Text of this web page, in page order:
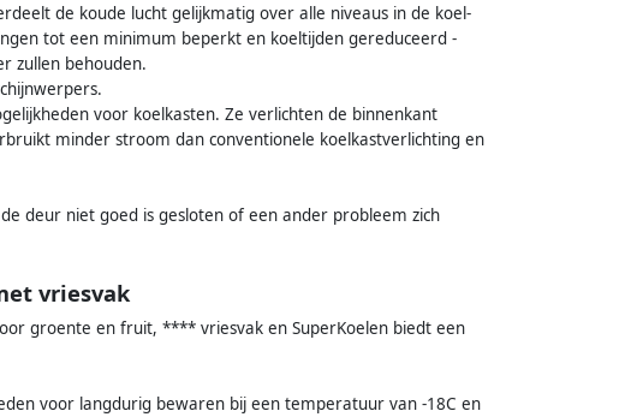
de koude lucht gelijkmatig over alle niveaus in de koel-
tot een minimum beperkt en koeltijden gereduceerd -
zullen behouden.
voor koelkasten. Ze verlichten de binnenkant
minder stroom dan conventionele koelkastverlichting en
deur niet goed is gesloten of een ander probleem zich
vriesvak
groente en fruit, **** vriesvak en SuperKoelen biedt een
voor langdurig bewaren bij een temperatuur van -18C en